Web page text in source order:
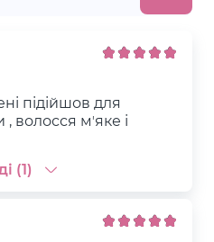
підійшов для
волосся мʼяке і
(1)